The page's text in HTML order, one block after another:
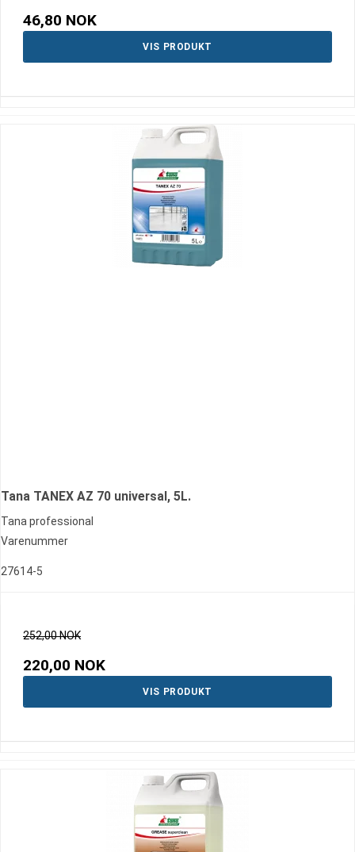
46,80 NOK
VIS PRODUKT
Tana TANEX AZ 70 universal, 5L.
Tana professional
Varenummer
27614-5
252,00 NOK
220,00 NOK
VIS PRODUKT